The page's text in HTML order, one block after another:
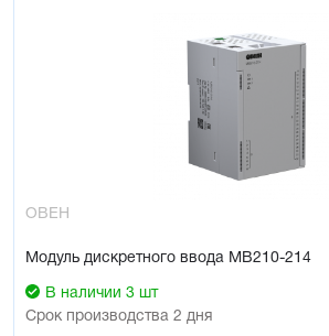
ОВЕН
Модуль дискретного ввода МВ210-214
В наличии 3 шт
Срок производства 2 дня